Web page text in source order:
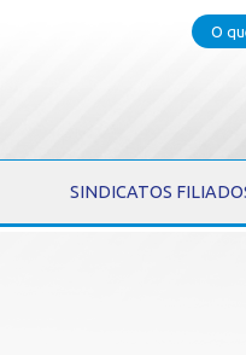
SINDICATOS